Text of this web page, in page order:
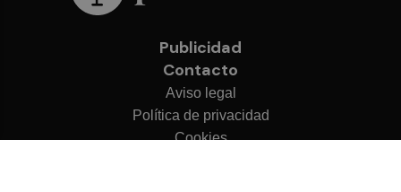
Publicidad
Contacto
Aviso legal
Política de privacidad
Cookies